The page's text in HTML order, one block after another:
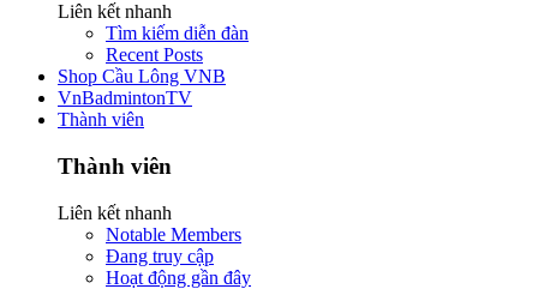
Liên kết nhanh
Tìm kiếm diễn đàn
Recent Posts
Shop Cầu Lông VNB
VnBadmintonTV
Thành viên
Thành viên
Liên kết nhanh
Notable Members
Đang truy cập
Hoạt động gần đây